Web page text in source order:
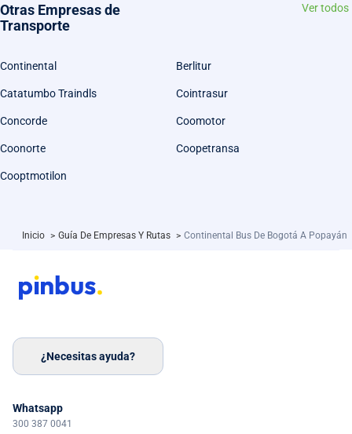
Otras Empresas de
Transporte
Ver todos
Continental Berlitur
Catatumbo Traindls Cointrasur
Concorde Coomotor
Coonorte Coopetransa
Cooptmotilon
Inicio > Guía De Empresas Y Rutas > Continental Bus De Bogotá A Popayán
¿Necesitas ayuda?
Whatsapp
300 387 0041